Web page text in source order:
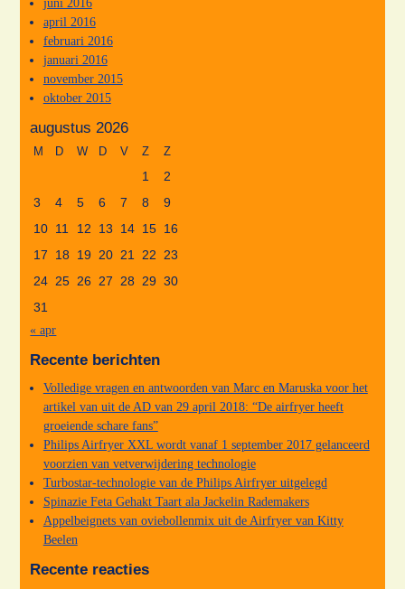
april 2016
februari 2016
januari 2016
november 2015
oktober 2015
augustus 2026
M D W D V Z Z
1
2
3
4 5 6 7 8
9
10 11 12 13 14 15 16
17
18 19 20 21 22
23
24 25 26 27 28 29 30
31
« apr
Recente berichten
Volledige vragen en antwoorden van Marc en Maruska voor het
artikel van uit de AD van 29 april 2018: “De airfryer heeft
groeiende schare fans”
Philips Airfryer XXL wordt vanaf 1 september 2017 gelanceerd
voorzien van vetverwijdering technologie
Turbostar-technologie van de Philips Airfryer uitgelegd
Spinazie Feta Gehakt Taart ala Jackelin Rademakers
Appelbeignets van oviebollenmix uit de Airfryer van Kitty
Beelen
Recente reacties